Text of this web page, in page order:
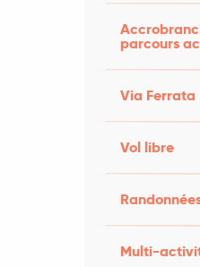
parcours
Via Ferrata
Vol libre
Multi-
Géry, 46000 Cahors
train !